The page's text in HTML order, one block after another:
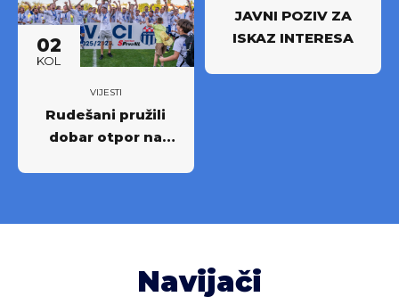
02
KOL
VIJESTI
Rudešani pružili
dobar otpor na
JAVNI POZIV ZA
ISKAZ INTERESA
Navijači